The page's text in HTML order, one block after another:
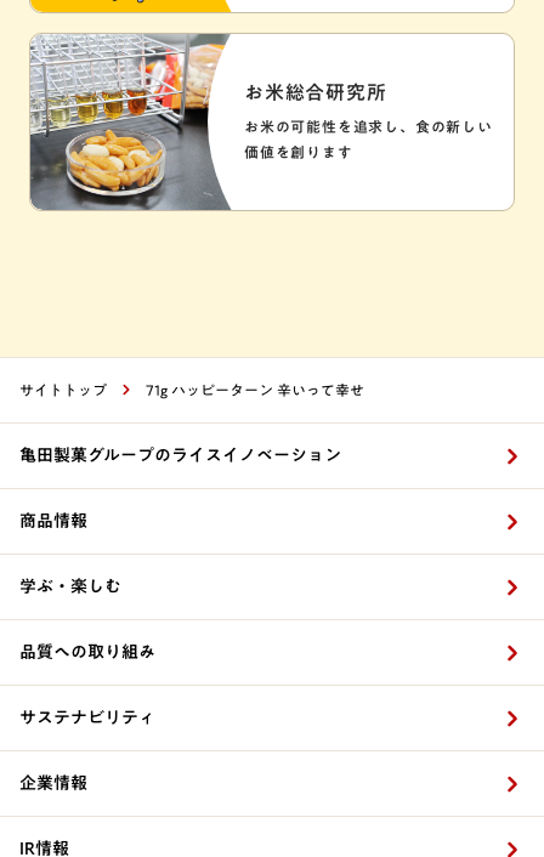
お米総合研究所
お米の可能性を追求し、食の新しい
価値を創ります
サイトトップ 71g ハッピーターン 辛いって幸せ
亀田製菓グループのライスイノベーション
商品情報
学ぶ・楽しむ
品質への取り組み
サステナビリティ
企業情報
IR情報